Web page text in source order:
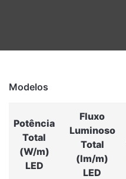
Modelos
Potência
Total
(W/m)
LED
Fluxo
Luminoso
Total
(lm/m)
LED